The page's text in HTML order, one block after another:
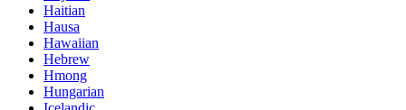
Haitian
Hausa
Hawaiian
Hebrew
Hmong
Hungarian